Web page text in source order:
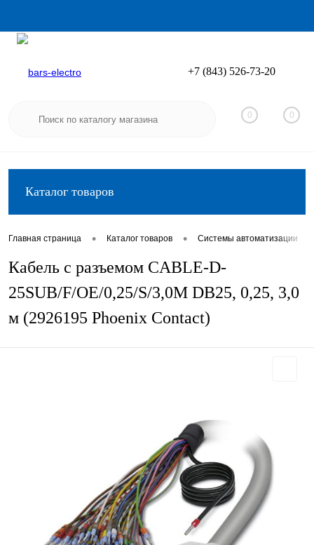
Вход
+7 (843) 526-73-20
0 0
Каталог товаров
Главная страница • Каталог товаров • Системы автоматизации
Кабель с разъемом CABLE-D-
25SUB/F/OE/0,25/S/3,0M DB25, 0,25, 3,0
м (2926195 Phoenix Contact)